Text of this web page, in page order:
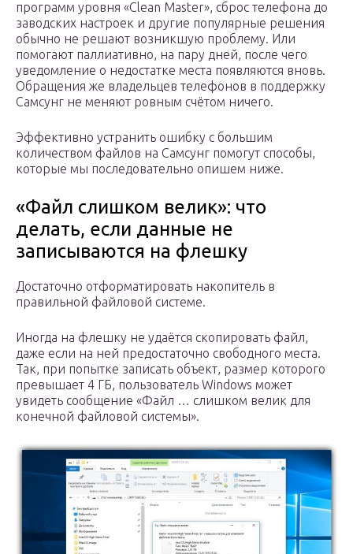
программ уровня «Clean Master», сброс телефона до
заводских настроек и другие популярные решения
обычно не решают возникшую проблему. Или
помогают паллиативно, на пару дней, после чего
уведомление о недостатке места появляются вновь.
Обращения же владельцев телефонов в поддержку
Самсунг не меняют ровным счётом ничего.
Эффективно устранить ошибку с большим
количеством файлов на Самсунг помогут способы,
которые мы последовательно опишем ниже.
«Файл слишком велик»: что
делать, если данные не
записываются на флешку
Достаточно отформатировать накопитель в
правильной файловой системе.
Иногда на флешку не удаётся скопировать файл,
даже если на ней предостаточно свободного места.
Так, при попытке записать объект, размер которого
превышает 4 ГБ, пользователь Windows может
увидеть сообщение «Файл … слишком велик для
конечной файловой системы».